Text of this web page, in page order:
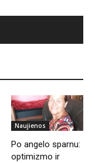
Naujienos
Po angelo sparnu:
optimizmo ir